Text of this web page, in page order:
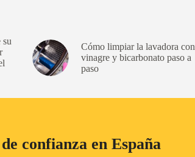
su
Cómo limpiar la lavadora con
vinagre y bicarbonato paso a
paso
confianza en España